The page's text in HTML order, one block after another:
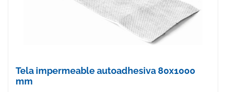
Tela impermeable autoadhesiva 80x1000
mm